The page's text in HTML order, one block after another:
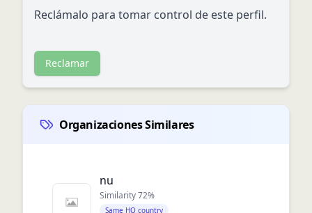
Reclámalo para tomar control de este perfil.
Reclamar
Organizaciones Similares
nu
Similarity72%
Same HQ country